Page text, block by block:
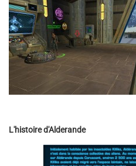
L'histoire d'Alderande